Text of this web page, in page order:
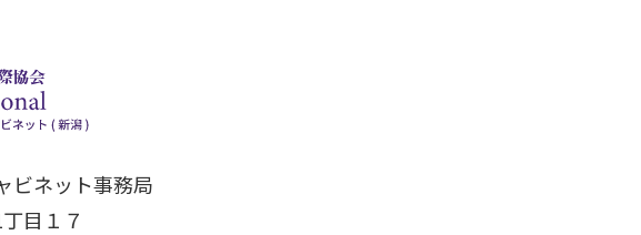
ビネット事務局
目１７